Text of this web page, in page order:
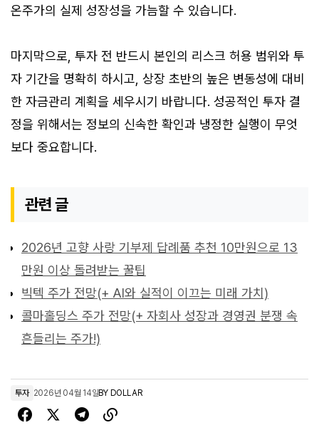
온주가의 실제 성장성을 가늠할 수 있습니다.
마지막으로, 투자 전 반드시 본인의 리스크 허용 범위와 투
자 기간을 명확히 하시고, 상장 초반의 높은 변동성에 대비
한 자금관리 계획을 세우시기 바랍니다. 성공적인 투자 결
정을 위해서는 정보의 신속한 확인과 냉정한 실행이 무엇
보다 중요합니다.
관련 글
2026년 고향 사랑 기부제 답례품 추천 10만원으로 13
만원 이상 돌려받는 꿀팁
빅텍 주가 전망(+ AI와 실적이 이끄는 미래 가치)
콜마홀딩스 주가 전망(+ 자회사 성장과 경영권 분쟁 속
흔들리는 주가!)
투자 2026년 04월 14일BY DOLLAR